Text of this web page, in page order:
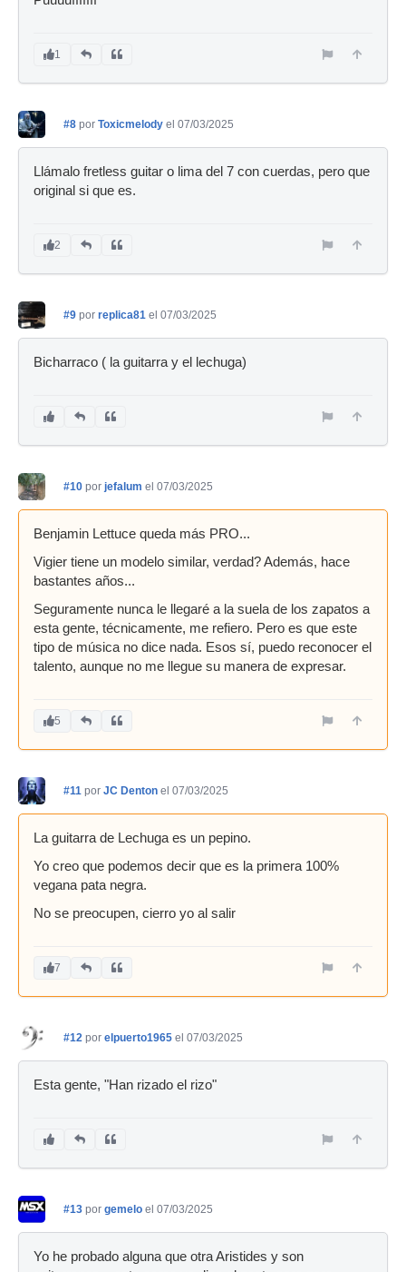
1
#8 por Toxicmelody el 07/03/2025
Llámalo fretless guitar o lima del 7 con cuerdas, pero que
original si que es.
2
#9 por replica81 el 07/03/2025
Bicharraco ( la guitarra y el lechuga)
#10 por jefalum el 07/03/2025
Benjamin Lettuce queda más PRO...
Vigier tiene un modelo similar, verdad? Además, hace
bastantes años...
Seguramente nunca le llegaré a la suela de los zapatos a
esta gente, técnicamente, me refiero. Pero es que este
tipo de música no dice nada. Esos sí, puedo reconocer el
talento, aunque no me llegue su manera de expresar.
5
#11 por JC Denton el 07/03/2025
La guitarra de Lechuga es un pepino.
Yo creo que podemos decir que es la primera 100%
vegana pata negra.
No se preocupen, cierro yo al salir
7
#12 por elpuerto1965 el 07/03/2025
Esta gente, "Han rizado el rizo"
#13 por gemelo el 07/03/2025
Yo he probado alguna que otra Aristides y son